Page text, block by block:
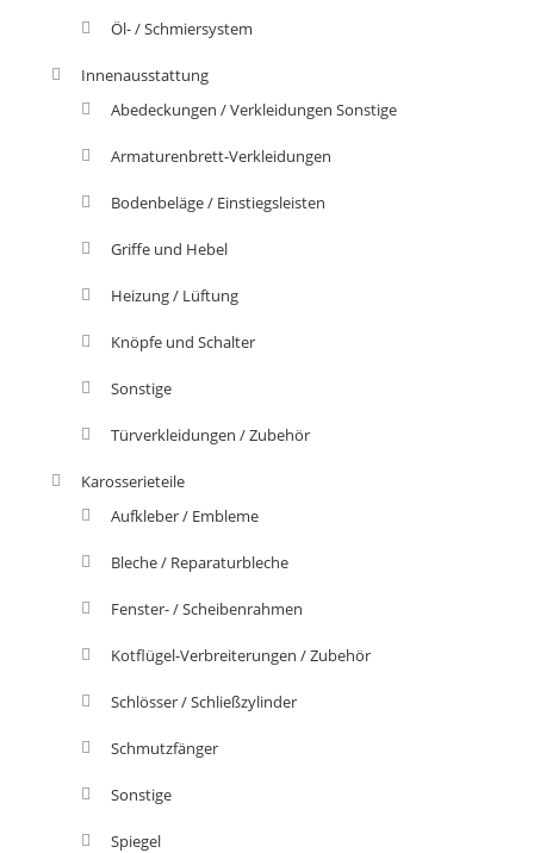
Öl- / Schmiersystem
Innenausstattung
Abedeckungen / Verkleidungen Sonstige
Armaturenbrett-Verkleidungen
Bodenbeläge / Einstiegsleisten
Griffe und Hebel
Heizung / Lüftung
Knöpfe und Schalter
Sonstige
Türverkleidungen / Zubehör
Karosserieteile
Aufkleber / Embleme
Bleche / Reparaturbleche
Fenster- / Scheibenrahmen
Kotflügel-Verbreiterungen / Zubehör
Schlösser / Schließzylinder
Schmutzfänger
Sonstige
Spiegel